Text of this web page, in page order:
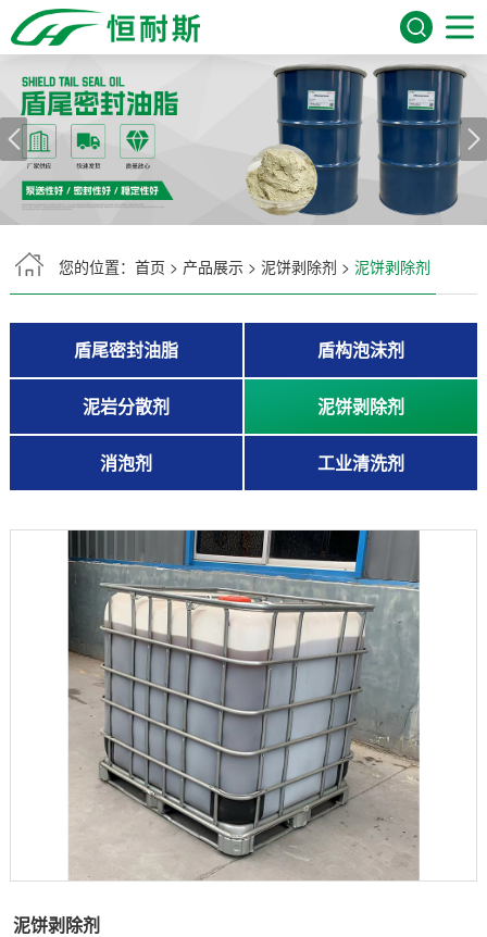
网站首页
关于我们
产品展示
服务领域
您的位置： 首页 > 产品展示> 泥饼剥除剂 > 泥饼剥除剂
盾尾密封油脂 盾构泡沫剂
泥岩分散剂 泥饼剥除剂
消泡剂 工业清洗剂
泥饼剥除剂